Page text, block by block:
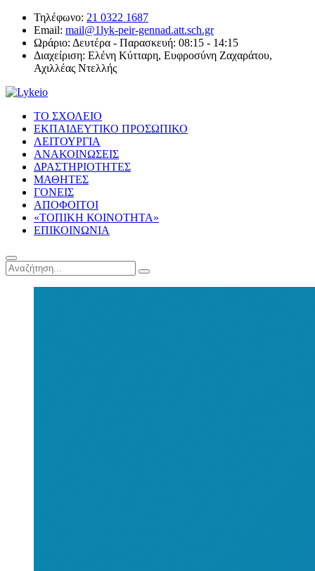
Τηλέφωνο: 21 0322 1687
Email: mail@1lyk-peir-gennad.att.sch.gr
Ωράριο: Δευτέρα - Παρασκευή: 08:15 - 14:15
Διαχείριση: Ελένη Κύτταρη, Ευφροσύνη Ζαχαράτου,
Αχιλλέας Ντελλής
ΤΟ ΣΧΟΛΕΙΟ
ΕΚΠΑΙΔΕΥΤΙΚΟ ΠΡΟΣΩΠΙΚΟ
ΛΕΙΤΟΥΡΓΙΑ
ΑΝΑΚΟΙΝΩΣΕΙΣ
ΔΡΑΣΤΗΡΙΟΤΗΤΕΣ
ΜΑΘΗΤΕΣ
ΓΟΝΕΙΣ
ΑΠΟΦΟΙΤΟΙ
«ΤΟΠΙΚΗ ΚΟΙΝΟΤΗΤΑ»
ΕΠΙΚΟΙΝΩΝΙΑ